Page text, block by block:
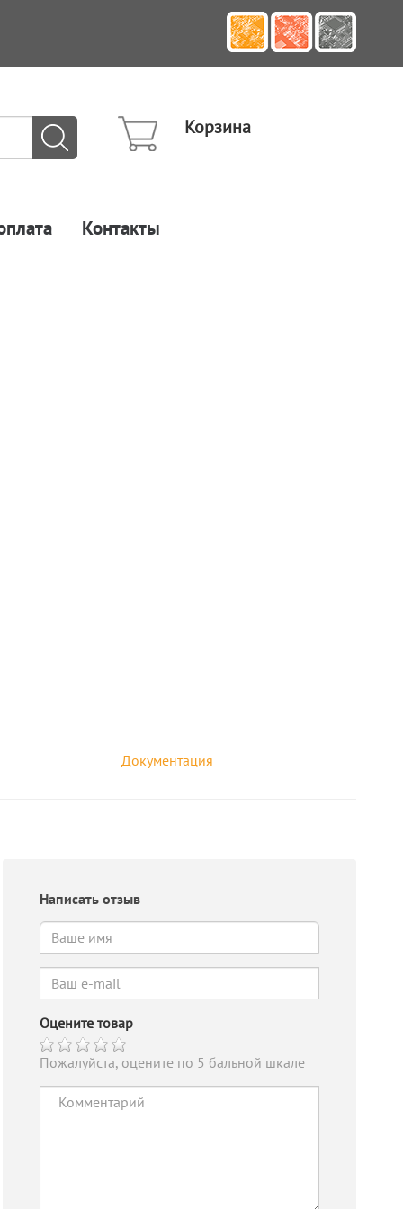
Корзина
Контакты
Документация
Написать отзыв
Оцените товар
Пожалуйста, оцените по 5 бальной шкале